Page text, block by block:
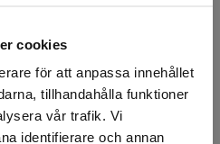
cookies
för att anpassa innehållet
tillhandahålla funktioner
vår trafik. Vi
identifierare och annan